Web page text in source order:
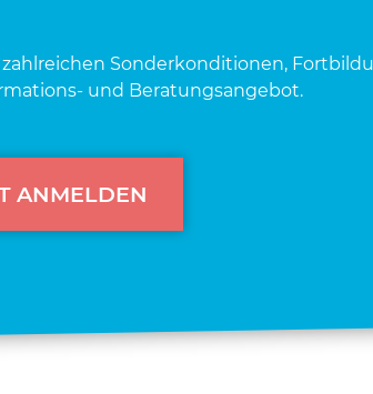
Son­der­kon­di­tio­nen,
und Bera­tungs­an­ge­bot.
ANMELDEN